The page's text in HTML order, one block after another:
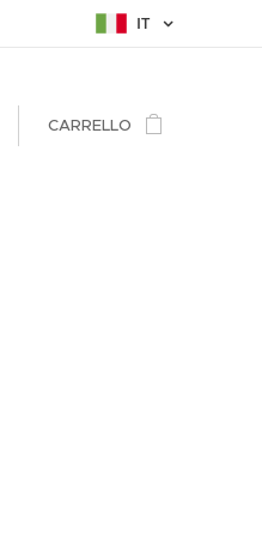
IT
CARRELLO